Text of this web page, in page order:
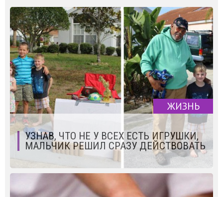
ЖИЗНЬ
УЗНАВ, ЧТО НЕ У ВСЕХ ЕСТЬ ИГРУШКИ,
МАЛЬЧИК РЕШИЛ СРАЗУ ДЕЙСТВОВАТЬ